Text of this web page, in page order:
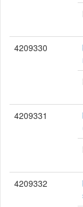
4209330
4209331
4209332